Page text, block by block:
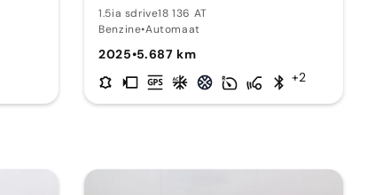
1.5ia sdrive18 136 AT
Benzine•Automaat
2025•5.687 km
+2